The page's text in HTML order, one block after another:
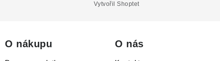
Vytvořil Shoptet
O nákupu O nás